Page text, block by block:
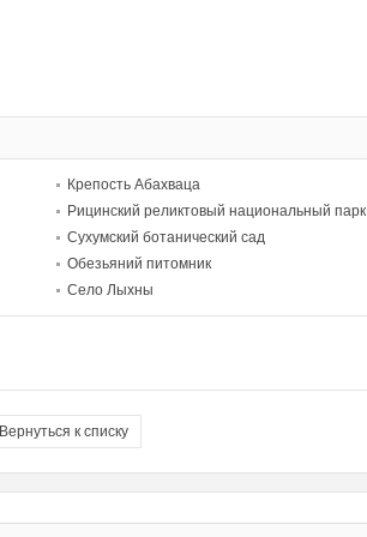
Крепость Абахваца
Рицинский реликтовый национальный парк
Сухумский ботанический сад
Обезьяний питомник
Село Лыхны
Вернуться к списку